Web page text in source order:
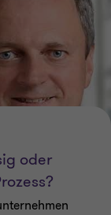
oder